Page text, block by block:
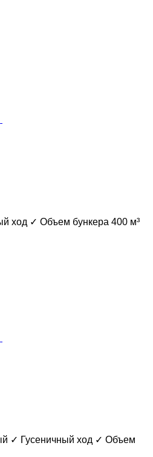
ход ✓ Объем бункера 400 м³
✓ Гусеничный ход ✓ Объем